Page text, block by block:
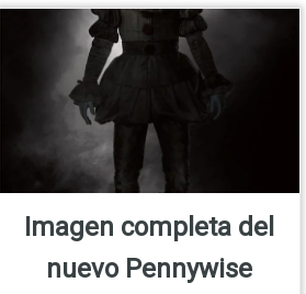
Imagen completa del
nuevo Pennywise